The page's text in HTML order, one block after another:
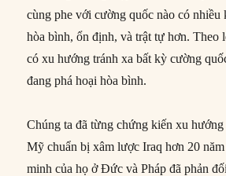
cùng phe với cường quốc nào có nhiều
hòa bình, ổn định, và trật tự hơn. Theo
có xu hướng tránh xa bất kỳ cường
đang phá hoại hòa bình.
Chúng ta đã từng chứng kiến xu
Mỹ chuẩn bị xâm lược Iraq hơn 20
minh của họ ở Đức và Pháp đã phản